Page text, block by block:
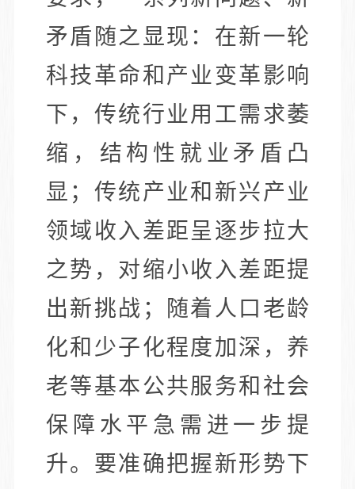
矛盾随之显现：在新一轮
科技革命和产业变革影响
下，传统行业用工需求萎
缩，结构性就业矛盾凸
显；传统产业和新兴产业
领域收入差距呈逐步拉大
之势，对缩小收入差距提
出新挑战；随着人口老龄
化和少子化程度加深，养
老等基本公共服务和社会
保障水平急需进一步提
升。要准确把握新形势下